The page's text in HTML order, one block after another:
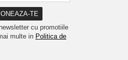
cu promotiile
multe in Politica de